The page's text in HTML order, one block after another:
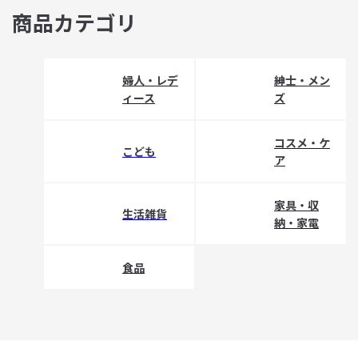
商品カテゴリ
婦人・レデ
ィース
紳士・メン
ズ
こども
コスメ・ケ
ア
生活雑貨
家具・収
納・家電
食品